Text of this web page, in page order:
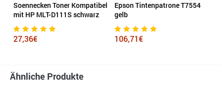
Soennecken Toner Kompatibel
mit HP MLT-D111S schwarz
27,36€
Epson Tintenpatrone T7554
gelb
106,71€
Ähnliche Produkte